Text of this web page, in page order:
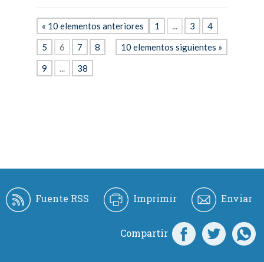
« 10 elementos anteriores
10 elementos siguientes »
1 ... 3
4
5
6 7
8
9
... 38
Fuente RSS Imprimir Enviar
Compartir